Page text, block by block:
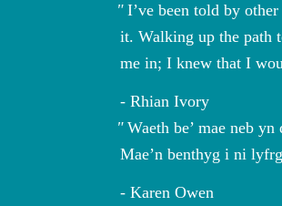
I’ve been told by
it. Walking up the path
me in; I knew that I
Rhian Ivory
Waeth be’ mae neb
Mae’n benthyg i ni
Karen Owen